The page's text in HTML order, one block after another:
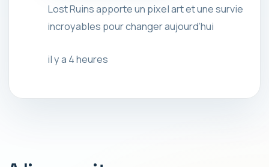
Lost Ruins apporte un pixel art et une survie
incroyables pour changer aujourd’hui
il y a 4 heures